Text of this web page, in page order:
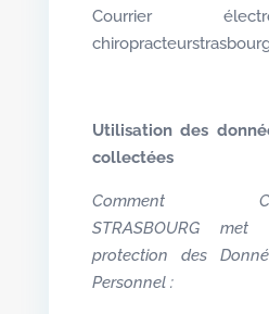
Courrier
Utilisation des
collectées
Comment
STRASBOURG
protection des
Personnel :